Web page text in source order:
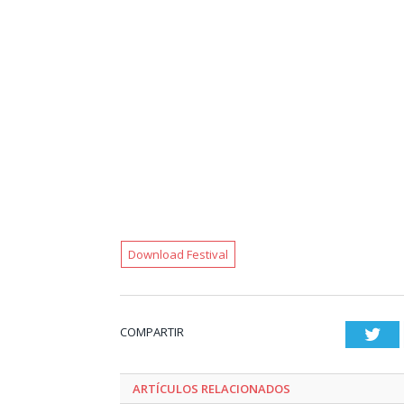
Download Festival
COMPARTIR
ARTÍCULOS RELACIONADOS